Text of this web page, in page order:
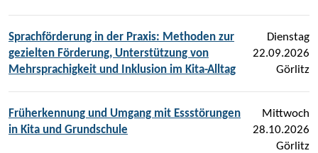
Sprachförderung in der Praxis: Methoden zur
gezielten Förderung, Unterstützung von
Mehrsprachigkeit und Inklusion im Kita-Alltag
Dienstag
22.09.2026
Görlitz
Früherkennung und Umgang mit Essstörungen
in Kita und Grundschule
Mittwoch
28.10.2026
Görlitz